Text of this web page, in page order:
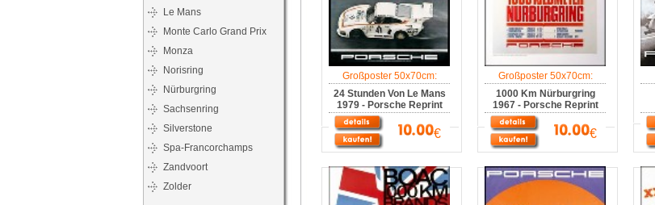
Le Mans
Monte Carlo Grand Prix
Monza
Norisring
Nürburgring
Sachsenring
Silverstone
Spa-Francorchamps
Zandvoort
Zolder
Großposter 50x70cm:
24 Stunden Von Le Mans
1979 - Porsche Reprint
€
Großposter 50x70cm:
1000 Km Nürburgring
1967 - Porsche Reprint
€